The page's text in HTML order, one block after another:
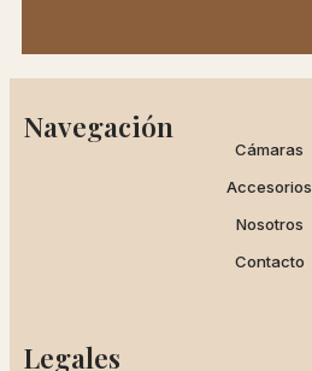
Navegación
Cámaras
Accesorios
Nosotros
Contacto
Legales